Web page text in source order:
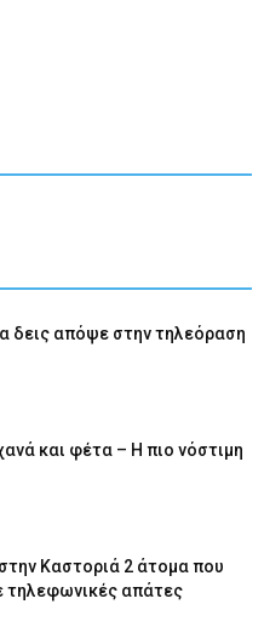
δεις απόψε στην τηλεόραση
και φέτα – Η πιο νόστιμη
Καστοριά 2 άτομα που
τηλεφωνικές απάτες